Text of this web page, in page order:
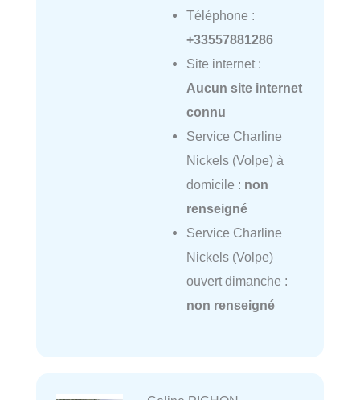
Téléphone :
+33557881286
Site internet :
Aucun site internet
connu
Service Charline
Nickels (Volpe) à
domicile : non
renseigné
Service Charline
Nickels (Volpe)
ouvert dimanche :
non renseigné